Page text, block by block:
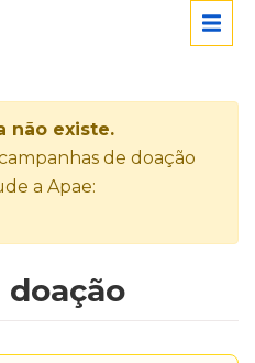
não existe.
de doação
a Apae:
doação